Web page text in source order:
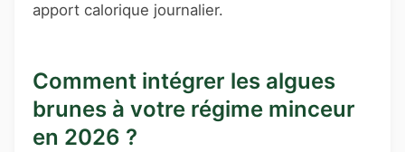
apport calorique journalier.
Comment intégrer les algues
brunes à votre régime minceur
en 2026 ?